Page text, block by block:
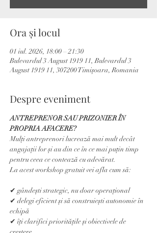
Ora și locul
01 iul. 2026, 18:00 – 21:30
Bulevardul 3 August 1919 11, Bulevardul 3
August 1919 11, 307200 Timișoara, Romania
Despre eveniment
ANTREPRENOR SAU PRIZONIER ÎN
PROPRIA AFACERE?
Mulți antreprenori lucrează mai mult decât
angajații lor și au din ce în ce mai puțin timp
pentru ceea ce contează cu adevărat.
La acest workshop gratuit vei afla cum să:
✔ gândești strategic, nu doar operațional
✔ delegi eficient și să construiești autonomie în
echipă
✔ îți clarifici prioritățile și obiectivele de